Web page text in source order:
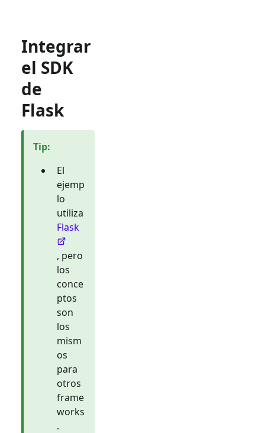
Integrar
el SDK
de
Flask
Tip:
El
ejemp
lo
utiliza
Flask
, pero
los
conce
ptos
son
los
mism
os
para
otros
frame
works
.